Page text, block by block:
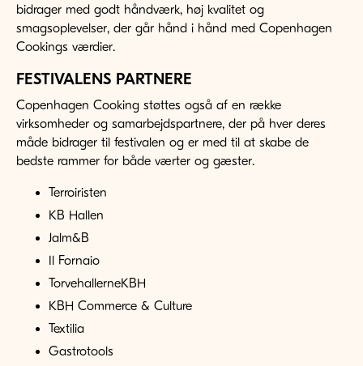
bidrager med godt håndværk, høj kvalitet og
smagsoplevelser, der går hånd i hånd med Copenhagen
Cookings værdier.
FESTIVALENS PARTNERE
Copenhagen Cooking støttes også af en række
virksomheder og samarbejdspartnere, der på hver deres
måde bidrager til festivalen og er med til at skabe de
bedste rammer for både værter og gæster.
Terroiristen
KB Hallen
Jalm&B
Il Fornaio
TorvehallerneKBH
KBH Commerce & Culture
Textilia
Gastrotools